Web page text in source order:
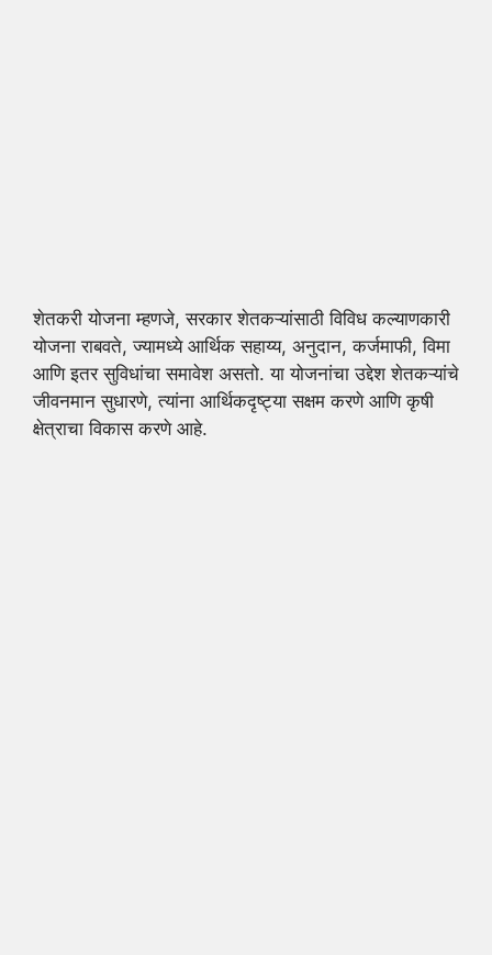
शेतकरी योजना म्हणजे, सरकार शेतकऱ्यांसाठी विविध कल्याणकारी
योजना राबवते, ज्यामध्ये आर्थिक सहाय्य, अनुदान, कर्जमाफी, विमा
आणि इतर सुविधांचा समावेश असतो. या योजनांचा उद्देश शेतकऱ्यांचे
जीवनमान सुधारणे, त्यांना आर्थिकदृष्ट्या सक्षम करणे आणि कृषी
क्षेत्राचा विकास करणे आहे.